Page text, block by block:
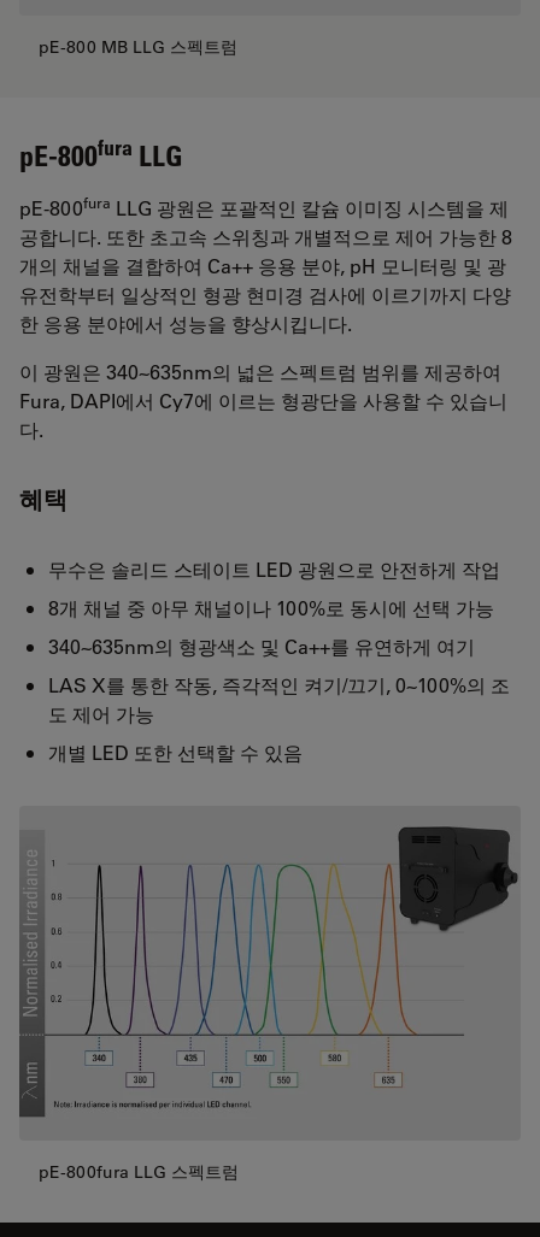
pE-800 MB LLG 스펙트럼
pE-800fura LLG
pE-800fura LLG 광원은 포괄적인 칼슘 이미징 시스템을 제
공합니다. 또한 초고속 스위칭과 개별적으로 제어 가능한 8
개의 채널을 결합하여 Ca++ 응용 분야, pH 모니터링 및 광
유전학부터 일상적인 형광 현미경 검사에 이르기까지 다양
한 응용 분야에서 성능을 향상시킵니다.
이 광원은 340~635nm의 넓은 스펙트럼 범위를 제공하여
Fura, DAPI에서 Cy7에 이르는 형광단을 사용할 수 있습니
다.
혜택
무수은 솔리드 스테이트 LED 광원으로 안전하게 작업
8개 채널 중 아무 채널이나 100%로 동시에 선택 가능
340~635nm의 형광색소 및 Ca++를 유연하게 여기
LAS X를 통한 작동, 즉각적인 켜기/끄기, 0~100%의 조
도 제어 가능
개별 LED 또한 선택할 수 있음
pE-800fura LLG 스펙트럼